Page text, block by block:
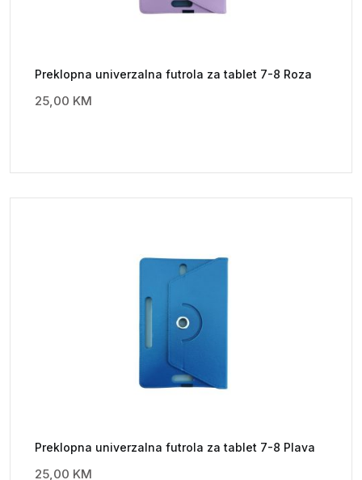
Preklopna univerzalna futrola za tablet 7-8 Roza
25,00 KM
Preklopna univerzalna futrola za tablet 7-8 Plava
25,00 KM